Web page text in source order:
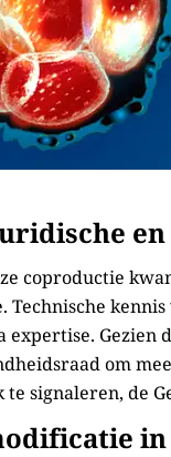
coproductie
expertise.
om
te signaleren, de